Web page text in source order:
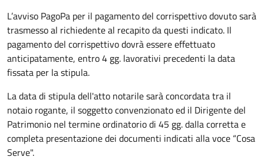
L’avviso PagoPa per il pagamento del corrispettivo dovuto sarà
trasmesso al richiedente al recapito da questi indicato. Il
pagamento del corrispettivo dovrà essere effettuato
anticipatamente, entro 4 gg. lavorativi precedenti la data
fissata per la stipula.
La data di stipula dell'atto notarile sarà concordata tra il
notaio rogante, il soggetto convenzionato ed il Dirigente del
Patrimonio nel termine ordinatorio di 45 gg. dalla corretta e
completa presentazione dei documenti indicati alla voce “Cosa
Serve".